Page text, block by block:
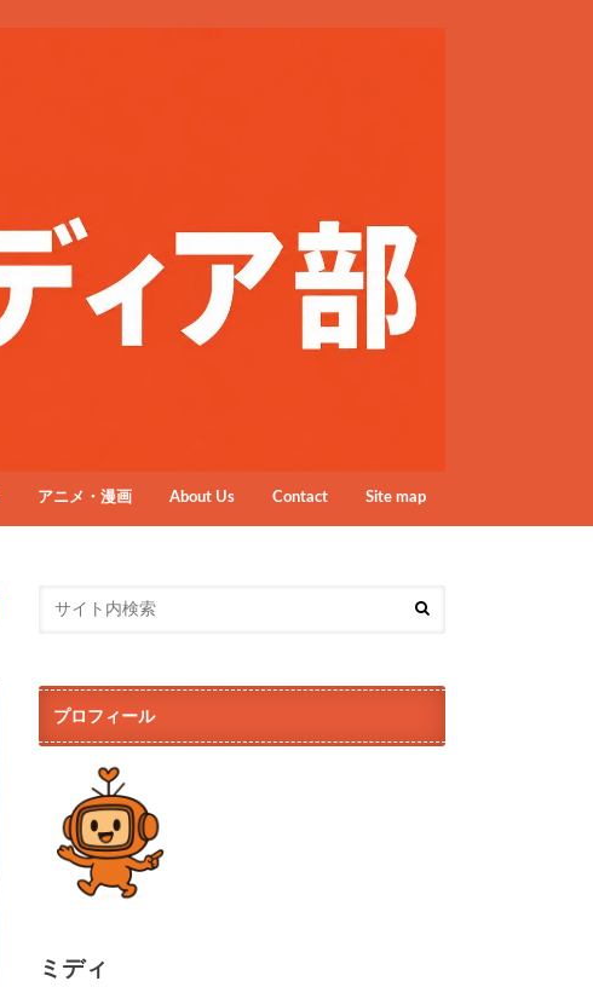
アニメ・漫画 About Us Contact Site map
プロフィール
ミディ